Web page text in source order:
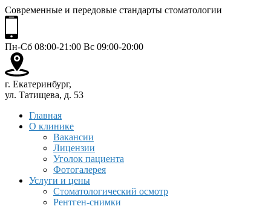
Современные и передовые стандарты стоматологии
Пн-Сб 08:00-21:00 Вс 09:00-20:00
г. Екатеринбург,
ул. Татищева, д. 53
Главная
О клинике
Вакансии
Лицензии
Уголок пациента
Фотогалерея
Услуги и цены
Стоматологический осмотр
Рентген-снимки